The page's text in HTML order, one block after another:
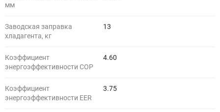
мм
Заводская заправка
хладагента, кг
13
Коэффициент
энергоэффективности COP
4.60
Коэффициент
энергоэффективности EER
3.75